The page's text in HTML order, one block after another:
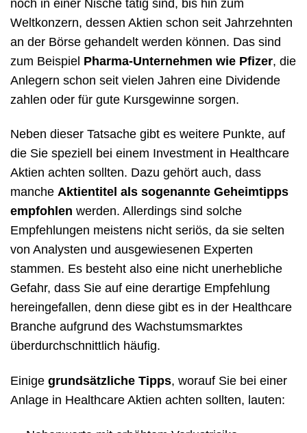
noch in einer Nische tätig sind, bis hin zum
Weltkonzern, dessen Aktien schon seit Jahrzehnten
an der Börse gehandelt werden können. Das sind
zum Beispiel Pharma-Unternehmen wie Pfizer, die
Anlegern schon seit vielen Jahren eine Dividende
zahlen oder für gute Kursgewinne sorgen.
Neben dieser Tatsache gibt es weitere Punkte, auf
die Sie speziell bei einem Investment in Healthcare
Aktien achten sollten. Dazu gehört auch, dass
manche Aktientitel als sogenannte Geheimtipps
empfohlen werden. Allerdings sind solche
Empfehlungen meistens nicht seriös, da sie selten
von Analysten und ausgewiesenen Experten
stammen. Es besteht also eine nicht unerhebliche
Gefahr, dass Sie auf eine derartige Empfehlung
hereingefallen, denn diese gibt es in der Healthcare
Branche aufgrund des Wachstumsmarktes
überdurchschnittlich häufig.
Einige grundsätzliche Tipps, worauf Sie bei einer
Anlage in Healthcare Aktien achten sollten, lauten: